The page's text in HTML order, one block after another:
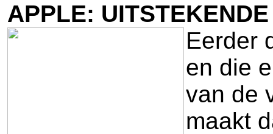
APPLE:
Eerder
en die
van de
maakt